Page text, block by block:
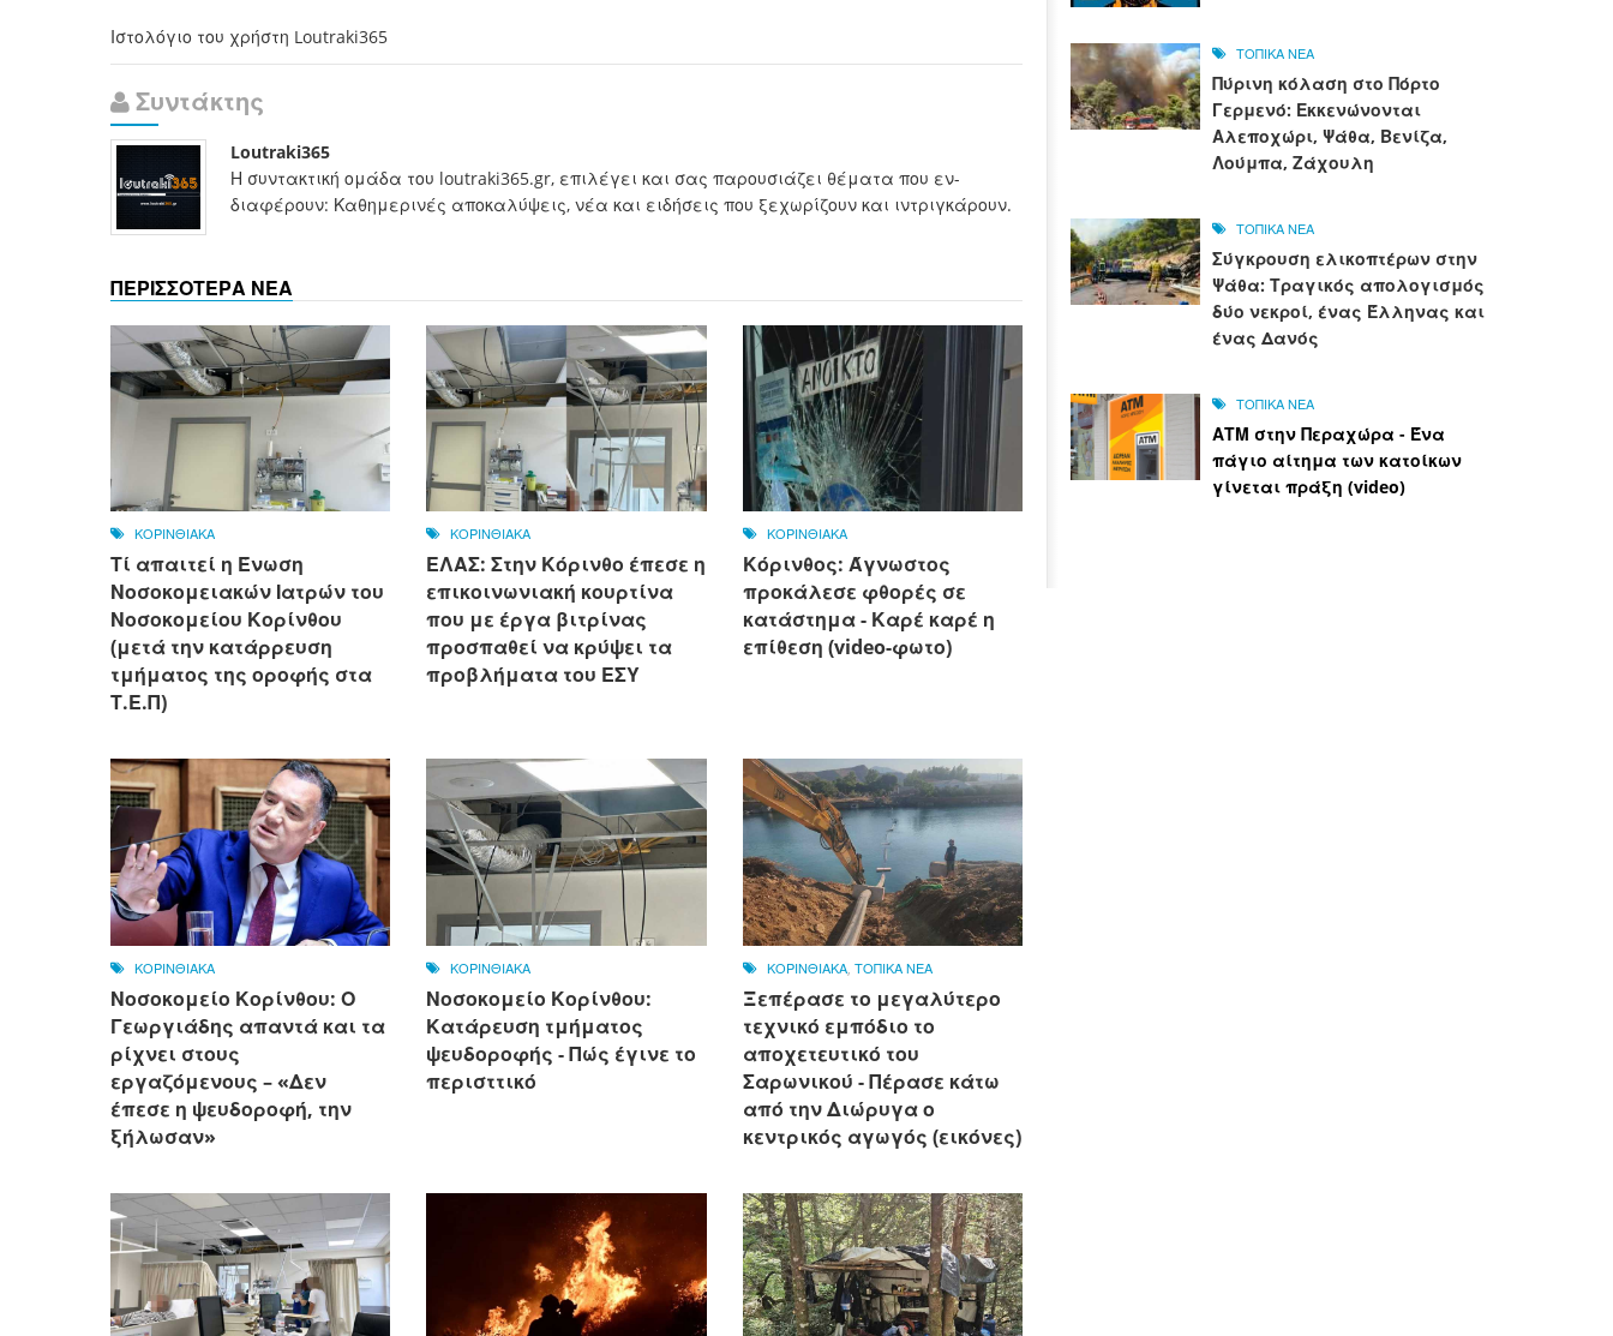
Ιστολόγιο του χρήστη Loutraki365
Συντάκτης
Loutraki365
Η συντακτική ομάδα του loutraki365.gr, επιλέγει και σας παρουσιάζει θέματα που εν-
διαφέρουν: Καθημερινές αποκαλύψεις, νέα και ειδήσεις που ξεχωρίζουν και ιντριγκάρουν.
ΠΕΡΙΣΣΟΤΕΡΑ ΝΕΑ
ΚΟΡΙΝΘΙΑΚΑ
Τί απαιτεί η Ένωση
Νοσοκομειακών Ιατρών του
Νοσοκομείου Κορίνθου
(μετά την κατάρρευση
τμήματος της οροφής στα
Τ.Ε.Π)
ΚΟΡΙΝΘΙΑΚΑ
ΕΛΑΣ: Στην Κόρινθο έπεσε η
επικοινωνιακή κουρτίνα
που με έργα βιτρίνας
προσπαθεί να κρύψει τα
προβλήματα του ΕΣΥ
ΚΟΡΙΝΘΙΑΚΑ
Κόρινθος: Άγνωστος
προκάλεσε φθορές σε
κατάστημα - Καρέ καρέ η
επίθεση (video-φωτο)
ΚΟΡΙΝΘΙΑΚΑ
Νοσοκομείο Κορίνθου: Ο
Γεωργιάδης απαντά και τα
ρίχνει στους
εργαζόμενους – «Δεν
έπεσε η ψευδοροφή, την
ξήλωσαν»
ΚΟΡΙΝΘΙΑΚΑ
Νοσοκομείο Κορίνθου:
Κατάρευση τμήματος
ψευδοροφής - Πώς έγινε το
περισττικό
ΚΟΡΙΝΘΙΑΚΑ, ΤΟΠΙΚΑ ΝΕΑ
Ξεπέρασε το μεγαλύτερο
τεχνικό εμπόδιο το
αποχετευτικό του
Σαρωνικού - Πέρασε κάτω
από την Διώρυγα ο
κεντρικός αγωγός (εικόνες)
ΤΟΠΙΚΑ ΝΕΑ
Πύρινη κόλαση στο Πόρτο
Γερμενό: Εκκενώνονται
Αλεποχώρι, Ψάθα, Βενίζα,
Λούμπα, Ζάχουλη
ΤΟΠΙΚΑ ΝΕΑ
Σύγκρουση ελικοπτέρων στην
Ψάθα: Τραγικός απολογισμός
δύο νεκροί, ένας Έλληνας και
ένας Δανός
ΤΟΠΙΚΑ ΝΕΑ
ΑΤΜ στην Περαχώρα - Ένα
πάγιο αίτημα των κατοίκων
γίνεται πράξη (video)